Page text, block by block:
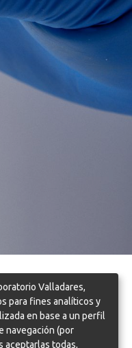
Valladares,
para fines analíticos y
en base a un perfil
navegación (por
aceptarlas todas,